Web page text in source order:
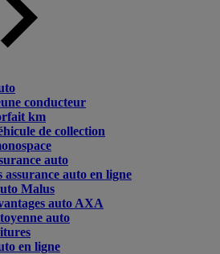
conducteur
km
de collection
auto
assurance auto en ligne
Malus
auto AXA
auto
en ligne